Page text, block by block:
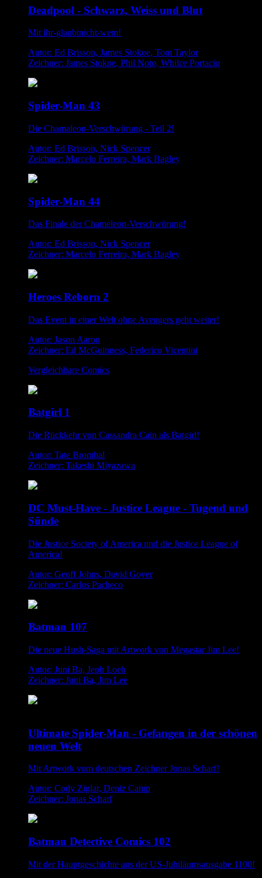
Deadpool - Schwarz, Weiss und Blut
Mit ihr-glaubtnicht-wem!
Autor: Ed Brisson, James Stokoe, Tom Taylor
Zeichner: James Stokoe, Phil Noto, Whilce Portacio
Spider-Man 43
Die Chamaleon-Verschwörung - Teil 2!
Autor: Ed Brisson, Nick Spencer
Zeichner: Marcelo Ferreira, Mark Bagley
Spider-Man 44
Das Finale der Chameleon-Verschwörung!
Autor: Ed Brisson, Nick Spencer
Zeichner: Marcelo Ferreira, Mark Bagley
Heroes Reborn 2
Das Event in einer Welt ohne Avengers geht weiter!
Autor: Jason Aaron
Zeichner: Ed McGuinness, Federico Vicentini
Vergleichbare Comics
Batgirl 1
Die Rückkehr von Cassandra Cain als Batgirl!
Autor: Tate Brombal
Zeichner: Takeshi Miyazawa
DC Must-Have - Justice League - Tugend und
Sünde
Die Justice Society of America und die Justice League of
America!
Autor: Geoff Johns, David Goyer
Zeichner: Carlos Pacheco
Batman 107
Die neue Hush-Saga mit Artwork von Megastar Jim Lee!
Autor: Juni Ba, Jeph Loeb
Zeichner: Juni Ba, Jim Lee
Ultimate Spider-Man - Gefangen in der schönen
neuen Welt
Mit Artwork vom deutschen Zeichner Jonas Scharf!
Autor: Cody Ziglar, Deniz Camp
Zeichner: Jonas Scharf
Batman Detective Comics 102
Mit der Hauptgeschichte aus der US-Jubiläumsausgabe 1100!